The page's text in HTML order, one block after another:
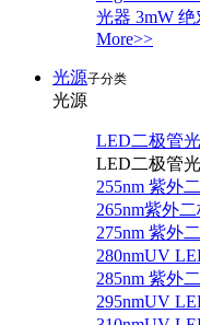
光器 3mW
More>>
光源子分类
光源
LED二极管
LED二极管
255nm 紫外
265nm紫外
275nm 紫外
280nmUV
285nm 紫外
295nmUV